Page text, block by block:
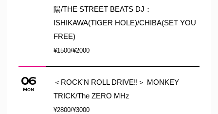
陽/THE STREET BEATS DJ：
ISHIKAWA(TIGER HOLE)/CHIBA(SET YOU
FREE)
¥1500/¥2000
06
Mon
＜ROCK'N ROLL DRIVE!!＞ MONKEY
TRICK/The ZERO MHz
¥2800/¥3000